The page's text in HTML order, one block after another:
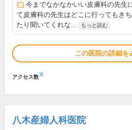
今までなかなかいい皮膚科の先生
て皮膚科の先生はどこに行ってもき
たり聞いてくれな...
もっと読む
この医院の詳細を
アクセス数※
八木産婦人科医院